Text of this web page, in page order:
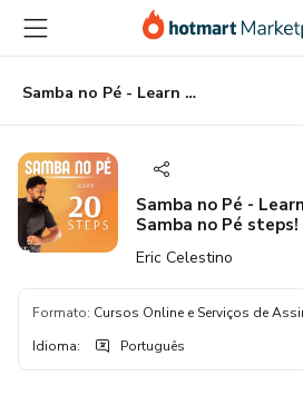
para
conteúdo
principal
para
pagamento
para
rodapé
Samba no Pé - Learn 20 simple and fast Samba no Pé steps!
Samba no Pé -
Samba no Pé steps!
Eric Celestino
Formato: Cursos Online e Serviços de
Idioma: Português